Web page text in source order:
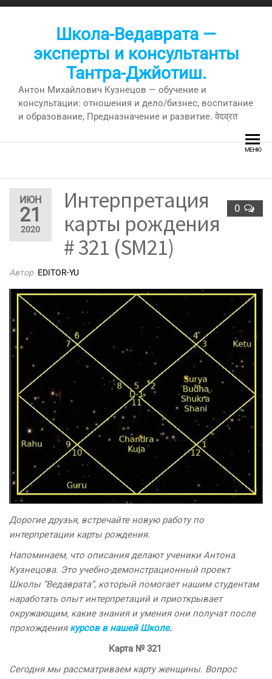
Перейти
Школа-Ведаврата —
эксперты и консультанты
Тантра-Джйотиш.
Антон Михайлович Кузнецов — обучение и
консультации: отношения и дело/бизнес, воспитание
и образование, Предназначение и развитие. वेदव्रत
МЕНЮ
ИЮН
21
2020
0
Интерпретация
карты рождения
# 321 (SM21)
Автор EDITOR-YU
Дорогие друзья, встречайте новую работу по
интерпретации карты рождения.
Напоминаем, что описания делают ученики Антона
Кузнецова. Это учебно-демонстрационный проект
Школы “Ведаврата”, который помогает нашим студентам
наработать опыт интерпретаций и приоткрывает
окружающим, какие знания и умения они получат после
прохождения курсов в нашей Школе.
Карта № 321
Сегодня мы рассматриваем карту женщины. Вопрос